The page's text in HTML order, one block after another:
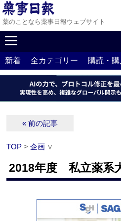
薬のことなら薬事日報ウェブサイト
新着 全カテゴリー 購読・
« 前の記事
TOP >企画 ∨
2018年度 私立薬系